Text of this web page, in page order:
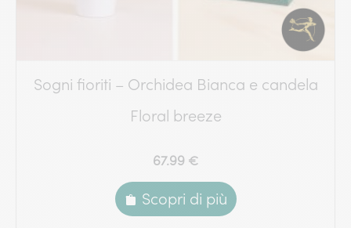
Sogni fioriti – Orchidea Bianca e candela
Floral breeze
67.99 €
Scopri di più